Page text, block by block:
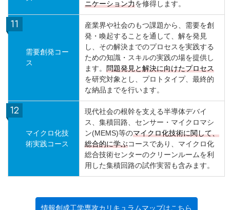
ニケーション力を修得します。
需要創発コー
ス
産業界や社会のもつ課題から、需要を創
発・喚起することを通して、解を発見
し、その解決までのプロセスを実践する
ための知識・スキルの実践の場を提供し
ます。 問題発見と解決に向けたプロセス
を研究対象とし、プロトタイプ、最終的
な納品までを行います。
マイクロ化技
術実践コース
現代社会の根幹を支える半導体デバイ
ス、集積回路、センサー・マイクロマシ
ン(MEMS)等のマイクロ化技術に関して、
総合的に学ぶコースであり、マイクロ化
総合技術センターのクリーンルームを利
用した集積回路の試作実習も含みます。
情報創成工学専攻カリキュラムマップはこちら